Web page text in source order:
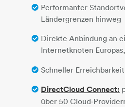
Performanter
Ländergrenzen hinweg
Direkte Anbindung an
Internetknoten Europas,
Schneller
DirectCloud Connect:
über 50